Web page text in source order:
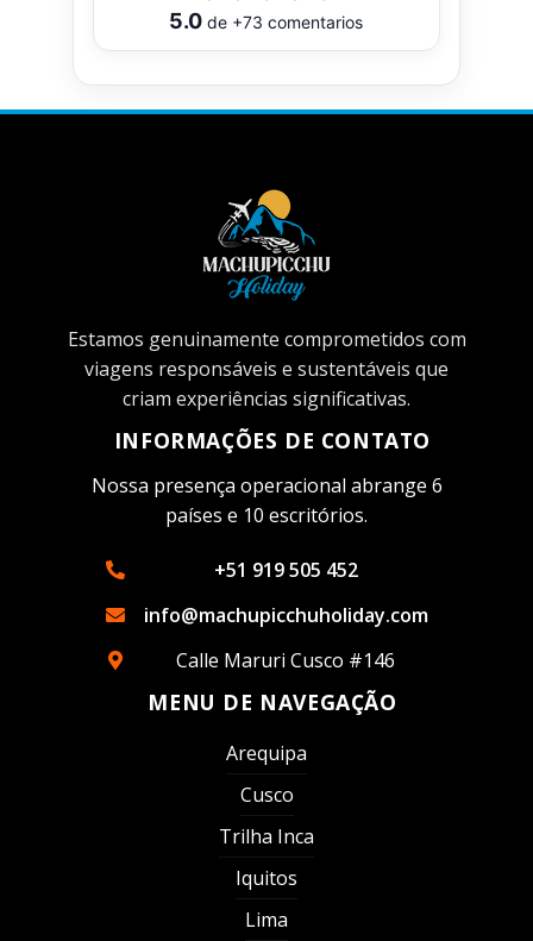
5.0 de +73 comentarios
Estamos genuinamente comprometidos com
viagens responsáveis ​​e sustentáveis ​​que
criam experiências significativas.
INFORMAÇÕES DE CONTATO
Nossa presença operacional abrange 6
países e 10 escritórios.
+51 919 505 452
info@machupicchuholiday.com
Calle Maruri Cusco #146
MENU DE NAVEGAÇÃO
Arequipa
Cusco
Trilha Inca
Iquitos
Lima